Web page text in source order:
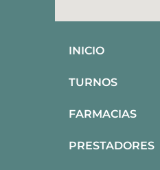
INICIO
TURNOS
FARMACIAS
PRESTADORES